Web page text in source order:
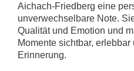
Aichach-Friedberg eine
unverwechselbare Note.
Qualität und Emotion und
Momente sichtbar, erlebbar
Erinnerung.